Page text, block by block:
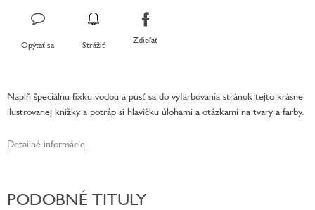
Opýtať sa Strážiť Zdieľať
Naplň špeciálnu fixku vodou a pusť sa do vyfarbovania stránok tejto krásne
ilustrovanej knižky a potráp si hlavičku úlohami a otázkami na tvary a farby.
Detailné informácie
PODOBNÉ TITULY